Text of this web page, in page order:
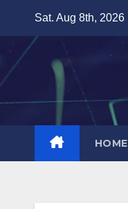
content
Sat. Aug 8th, 2026
HOME